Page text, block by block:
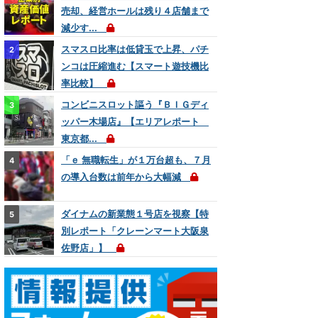
売却、経営ホールは残り４店舗まで
減少す...
スマスロ比率は低貸玉で上昇、パチ
ンコは圧縮進む【スマート遊技機比
率比較】
コンビニスロット謳う『ＢＩＧディ
ッパー木場店』【エリアレポート
東京都...
「ｅ 無職転生」が１万台超も、７月
の導入台数は前年から大幅減
ダイナムの新業態１号店を視察【特
別レポート「クレーンマート大阪泉
佐野店」】